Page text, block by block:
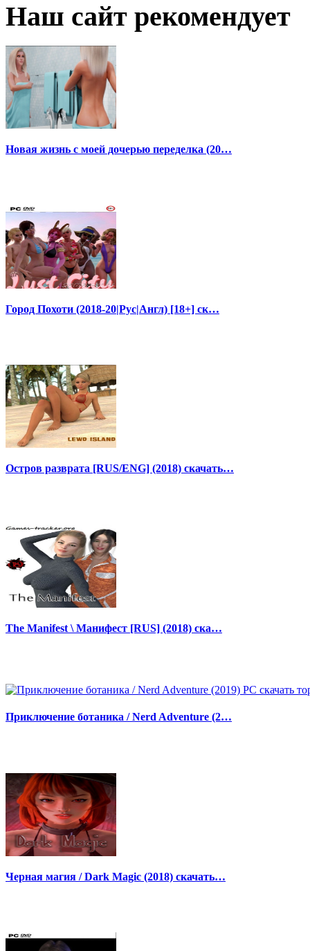
Наш сайт рекомендует
Новая жизнь с моей дочерью переделка (20…
Город Похоти (2018-20|Рус|Англ) [18+] ск…
Остров разврата [RUS/ENG] (2018) скачать…
The Manifest \ Манифест [RUS] (2018) ска…
Приключение ботаника / Nerd Adventure (2…
Черная магия / Dark Magic (2018) скачать…